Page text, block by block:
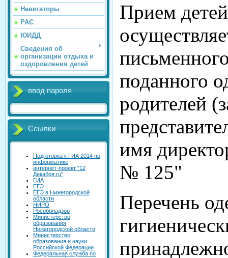
Навигаторы
РАС
ЮИДД
Сведения об
организации отдыха и
оздоровления детей
ввод пароля
Ссылки
Подготовка к ГИА 2014 по
информатике
интернет-проект "12
Декабря.ru"
ГИА
ЕГЭ
ЕГЭ в Нижегородской
области
НИРО
Рособрнадзор
Министерство
образования
Нижегородской области
Министерство
образования и науки
Российской Федерации
Федеральная служба по
Прием
поданного
родителей
имя
№ 125"
Перечень